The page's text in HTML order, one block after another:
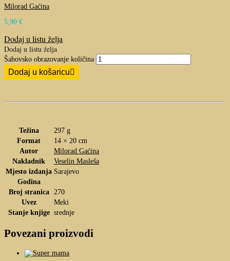
Milorad Gaćina
5,90 €
Dodaj u listu želja
Dodaj u listu želja
Šahovsko obrazovanje količina
Dodaj u košaricu
Težina
297 g
Format
14 × 20 cm
Autor
Milorad Gaćina
Nakladnik
Veselin Masleša
Mjesto izdanja Sarajevo
Godina
Broj stranica
270
Uvez
Meki
Stanje knjige srednje
Povezani proizvodi